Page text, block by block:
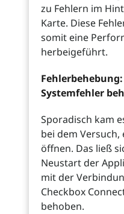
zu Fehlern im
Karte. Diese
somit eine
herbeigeführt.
Systemfehler
Sporadisch kam
bei dem Versuch,
öffnen. Das ließ
Neustart der
mit der
Checkbox
behoben.